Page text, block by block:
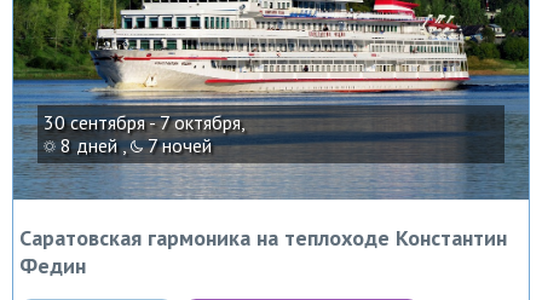
30 сентября - 7 октября,
8 дней , 7 ночей
Саратовская гармоника на теплоходе Константин
Федин